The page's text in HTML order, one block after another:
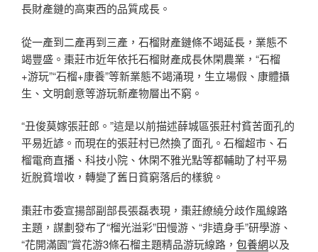
長財產鏈的高東西的品質成長。
從一產到二產再到三產，石榴財產鏈條不竭延長，業態不
竭豐盛。棗莊市近年依托石榴財產成長休閑農業，“石榴
+游玩”“石榴+康養”等新業態不竭涌現，生立場假、康體攝
生、文明創意等游玩新產物層出不窮。
“丑俊莫嫁張莊郎。”這是以前描述薛城區張莊村貧苦面孔的
平易近諺。而現在的張莊村已然換了面孔。石榴超市、石
榴電商直播、科技小院、休閑不雅光點等都輔助了村平易
近脫貧增收，轉變了舊日貧窮落后的樣貌。
棗莊市委宣揚部副部長張磊表現，棗莊繚繞分歧作風線路
主題，謀劃發布了“榴光溢彩”田慢游、“非遺身手”研學游、
“花開滿園”賞花游3條石榴主題精品游玩線路， 包養網以及